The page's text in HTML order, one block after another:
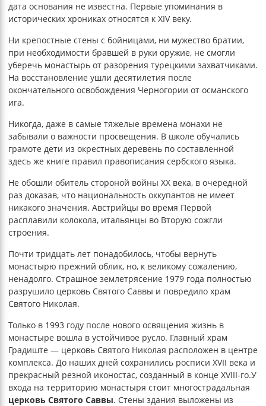
дата основания не известна. Первые упоминания в
исторических хрониках относятся к XIV веку.
Ни крепостные стены с бойницами, ни мужество братии,
при необходимости бравшей в руки оружие, не смогли
уберечь монастырь от разорения турецкими захватчиками.
На восстановление ушли десятилетия после
окончательного освобождения Черногории от османского
ига.
Никогда, даже в самые тяжелые времена монахи не
забывали о важности просвещения. В школе обучались
грамоте дети из окрестных деревень по составленной
здесь же книге правил правописания сербского языка.
Не обошли обитель стороной войны XX века, в очередной
раз доказав, что национальность оккупантов не имеет
никакого значения. Австрийцы во время Первой
расплавили колокола, итальянцы во Вторую сожгли
строения.
Почти тридцать лет понадобилось, чтобы вернуть
монастырю прежний облик, но, к великому сожалению,
ненадолго. Страшное землетрясение 1979 года полностью
разрушило церковь Святого Саввы и повредило храм
Святого Николая.
Только в 1993 году после нового освящения жизнь в
монастыре вошла в устойчивое русло. Главный храм
Градиште — церковь Святого Николая расположен в центре
комплекса. До наших дней сохранились росписи XVII века и
прекрасный резной иконостас, созданный в конце XVIII-го.У
входа на территорию монастыря стоит многострадальная
церковь Святого Саввы. Стены здания выложены из